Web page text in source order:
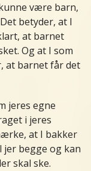
være barn,
betyder, at I
at barnet
Og at I som
at barnet får det
jeres egne
i jeres
at I bakker
begge og kan
skal ske.